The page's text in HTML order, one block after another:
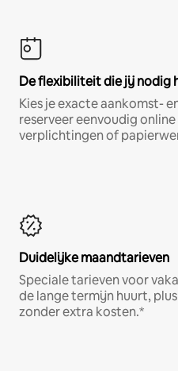
De flexibiliteit die jij nodig
Kies je exacte aankomst-
reserveer eenvoudig
verplichtingen of
Duidelijke maandtarieven
Speciale tarieven voor
de lange termijn huurt,
zonder extra kosten.*